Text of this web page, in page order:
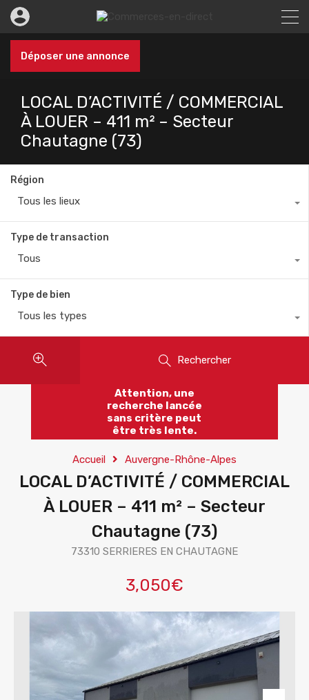
Déposer une annonce
LOCAL D’ACTIVITÉ / COMMERCIAL
À LOUER – 411 m² – Secteur
Chautagne (73)
Région
Tous les lieux
Type de transaction
Tous
Type de bien
Tous les types
Rechercher
Attention, une
recherche lancée
sans critère peut
être très lente.
Accueil Auvergne-Rhône-Alpes
LOCAL D’ACTIVITÉ / COMMERCIAL
À LOUER – 411 m² – Secteur
Chautagne (73)
73310 SERRIERES EN CHAUTAGNE
3,050€